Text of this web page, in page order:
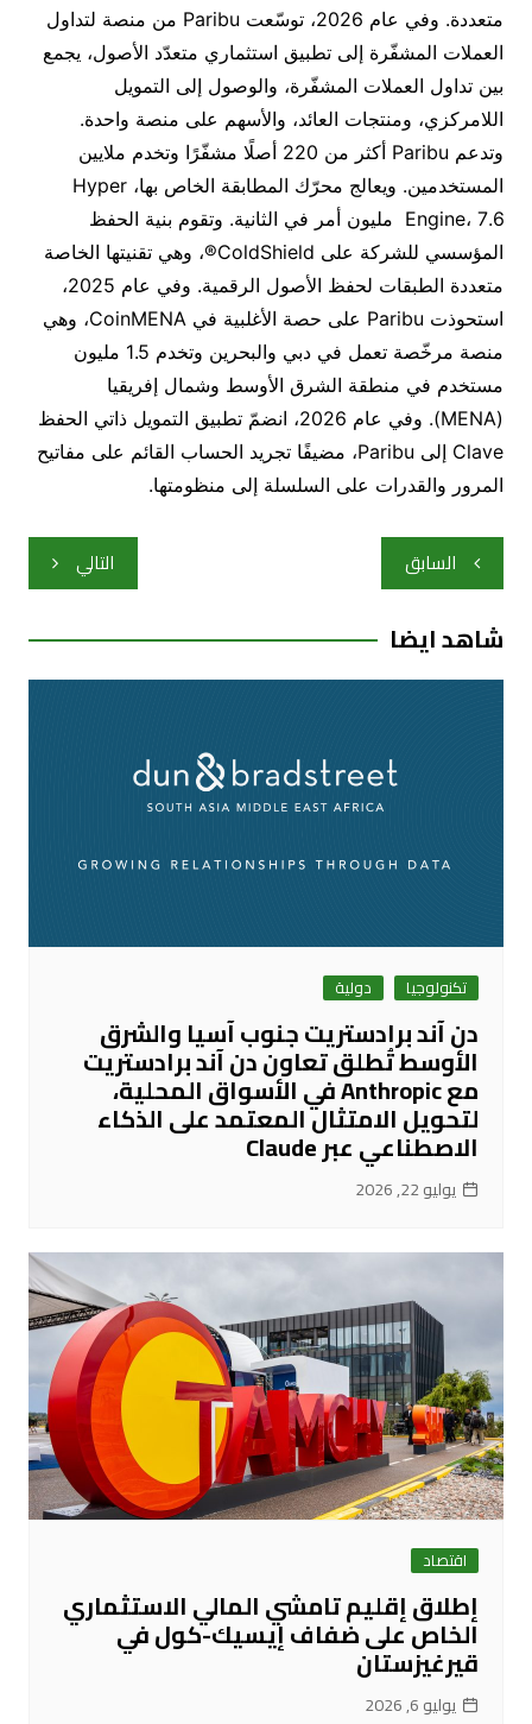
متعددة. وفي عام 2026، توسّعت Paribu من منصة لتداول
العملات المشفّرة إلى تطبيق استثماري متعدّد الأصول، يجمع
بين تداول العملات المشفّرة، والوصول إلى التمويل
اللامركزي، ومنتجات العائد، والأسهم على منصة واحدة.
وتدعم Paribu أكثر من 220 أصلًا مشفّرًا وتخدم ملايين
المستخدمين. ويعالج محرّك المطابقة الخاص بها، Hyper
Engine، 7.6 مليون أمر في الثانية. وتقوم بنية الحفظ
المؤسسي للشركة على ColdShield® ، وهي تقنيتها الخاصة
متعددة الطبقات لحفظ الأصول الرقمية. وفي عام 2025،
استحوذت Paribu على حصة الأغلبية في CoinMENA، وهي
منصة مرخّصة تعمل في دبي والبحرين وتخدم 1.5 مليون
مستخدم في منطقة الشرق الأوسط وشمال إفريقيا
(
MENA
). وفي عام 2026، انضمّ تطبيق التمويل ذاتي الحفظ
Clave إلى Paribu، مضيفًا تجريد الحساب القائم على مفاتيح
المرور والقدرات على السلسلة إلى منظومتها.
تصفّح
المقالات
السابق التالي
شاهد ايضا
تكنولوجيا دولية
دن آند برادستريت جنوب آسيا والشرق
الأوسط تُطلق تعاون دن آند برادستريت
مع Anthropic في الأسواق المحلية،
لتحويل الامتثال المعتمد على الذكاء
الاصطناعي عبر Claude
يوليو 22, 2026
اقتصاد
إطلاق إقليم تامشي المالي الاستثماري
الخاص على ضفاف إيسيك-كول في
قيرغيزستان
يوليو 6, 2026